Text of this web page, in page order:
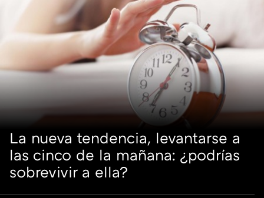
La nueva tendencia, levantarse a
las cinco de la mañana: ¿podrías
sobrevivir a ella?